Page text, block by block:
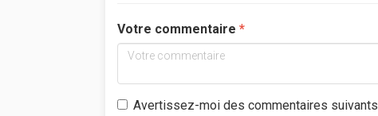
Votre commentaire
Avertissez-moi des commentaires suivants